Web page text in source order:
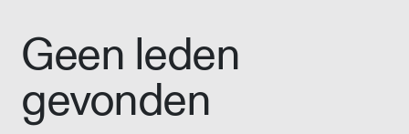
Geen leden
gevonden